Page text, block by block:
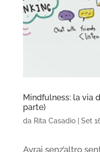
Mindfulness: la via
parte)
da Rita Casadio| Set
Avrai senz’altro